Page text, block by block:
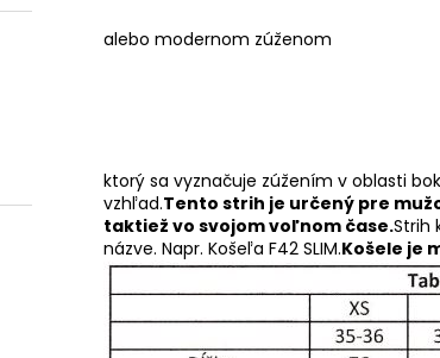
alebo modernom zúženom
ktorý sa vyznačuje zúžením v oblasti
vzhľad.Tento strih je určený pre
taktiež vo svojom voľnom čase.Strih
názve. Napr. Košeľa F42 SLIM.Košele je